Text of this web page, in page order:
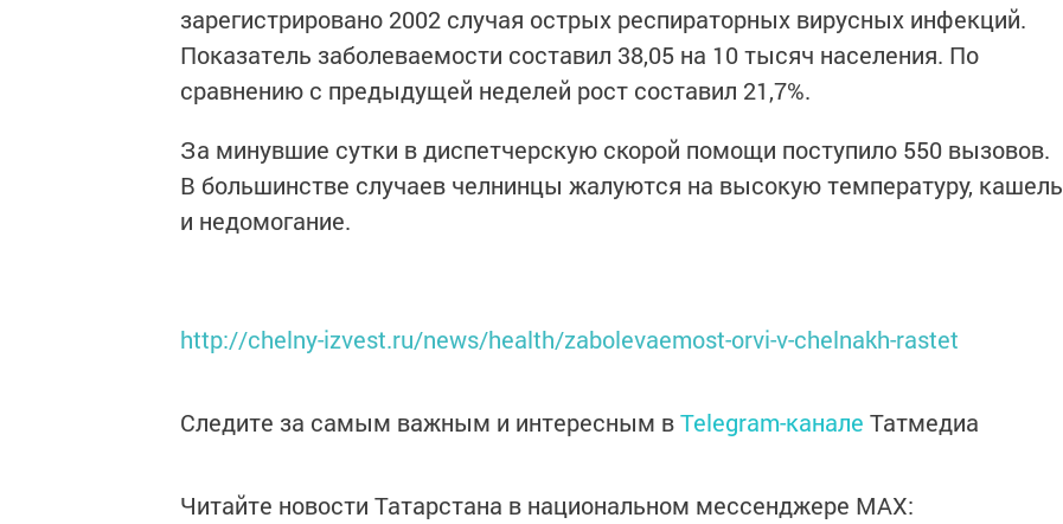
зарегистрировано 2002 случая острых респираторных вирусных инфекций.
Показатель заболеваемости составил 38,05 на 10 тысяч населения. По
сравнению с предыдущей неделей рост составил 21,7%.
За минувшие сутки в диспетчерскую скорой помощи поступило 550 вызовов.
В большинстве случаев челнинцы жалуются на высокую температуру, кашель
и недомогание.
http://chelny-izvest.ru/news/health/zabolevaemost-orvi-v-chelnakh-rastet
Следите за самым важным и интересным вTelegram-канале Татмедиа
Читайте новости Татарстана в национальном мессенджере MАХ: